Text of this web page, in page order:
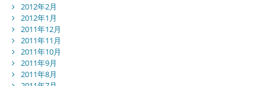
2012年2月
2012年1月
2011年12月
2011年11月
2011年10月
2011年9月
2011年8月